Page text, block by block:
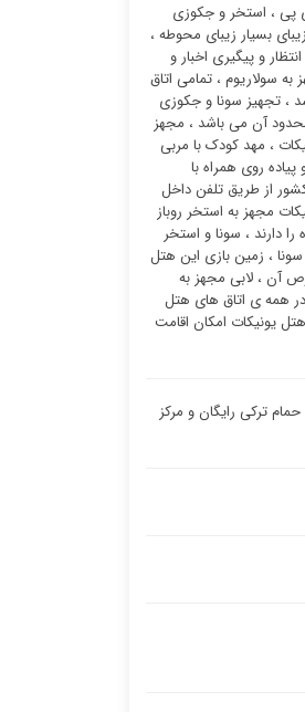
پی ، استخر و جکوزی
بسیار زیبای محوطه ،
و پیگیری اخبار و
سولاریوم ، تمامی اتاق
، تجهیز سونا و جکوزی
آن می باشد ، مجهز
، مهد کودک با مربی
روی همراه با
از طریق تلفن داخل
مجهز به استخر روباز
دارند ، سونا و استخر
، زمین بازی این هتل
آن ، لابی مجهز به
همه ی اتاق های هتل
یونیکات امکان اقامت
ترکی رایگان و مرکز